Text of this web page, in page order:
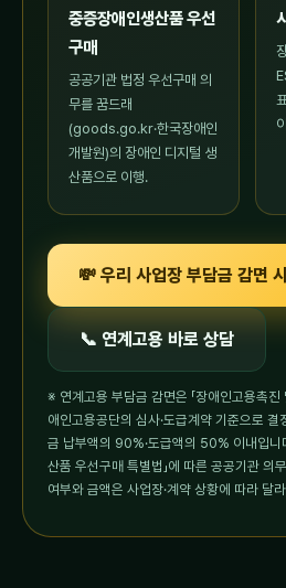
중증장애인생산품 우선
구매
공공기관 법정 우선구매 의
무를 꿈드래
(goods.go.kr·한국장애인
개발원)의 장애인 디지털 생
산품으로 이행.
💸 우리 사업장 부담금 감면
📞 연계고용 바로 상담
※ 연계고용 부담금 감면은 「장애인고용촉진
애인고용공단의 심사·도급계약 기준으로
금 납부액의 90%·도급액의 50% 이내입니
산품 우선구매 특별법」에 따른 공공기관 의
여부와 금액은 사업장·계약 상황에 따라 달